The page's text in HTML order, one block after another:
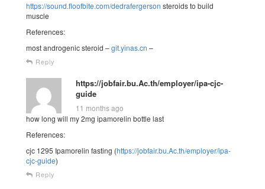
https://sound.floofbite.com/dedrafergerson steroids to build
muscle
References:
most androgenic steroid –git.yinas.cn –
Reply
https://jobfair.bu.Ac.th/employer/ipa-cjc-
guide
11 months ago
how long will my 2mg ipamorelin bottle last
References:
cjc 1295 Ipamorelin fasting (https://jobfair.bu.Ac.th/employer/ipa-
cjc-guide)
Reply